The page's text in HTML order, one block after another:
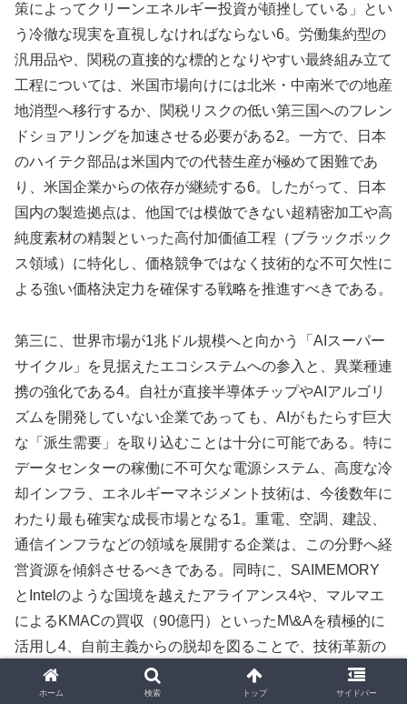
策によってクリーンエネルギー投資が頓挫している」とい
う冷徹な現実を直視しなければならない6。労働集約型の
汎用品や、関税の直接的な標的となりやすい最終組み立て
工程については、米国市場向けには北米・中南米での地産
地消型へ移行するか、関税リスクの低い第三国へのフレン
ドショアリングを加速させる必要がある2。一方で、日本
のハイテク部品は米国内での代替生産が極めて困難であ
り、米国企業からの依存が継続する6。したがって、日本
国内の製造拠点は、他国では模倣できない超精密加工や高
純度素材の精製といった高付加価値工程（ブラックボック
ス領域）に特化し、価格競争ではなく技術的な不可欠性に
よる強い価格決定力を確保する戦略を推進すべきである。
第三に、世界市場が1兆ドル規模へと向かう「AIスーパー
サイクル」を見据えたエコシステムへの参入と、異業種連
携の強化である4。自社が直接半導体チップやAIアルゴリ
ズムを開発していない企業であっても、AIがもたらす巨大
な「派生需要」を取り込むことは十分に可能である。特に
データセンターの稼働に不可欠な電源システム、高度な冷
却インフラ、エネルギーマネジメント技術は、今後数年に
わたり最も確実な成長市場となる1。重電、空調、建設、
通信インフラなどの領域を展開する企業は、この分野へ経
営資源を傾斜させるべきである。同時に、SAIMEMORY
とIntelのような国境を越えたアライアンス4や、マルマエ
によるKMACの買収（90億円）といったM\&Aを積極的に
活用し4、自前主義からの脱却を図ることで、技術革新の
スピードに追従する必要がある。
ホーム 検索 トップ サイドバー